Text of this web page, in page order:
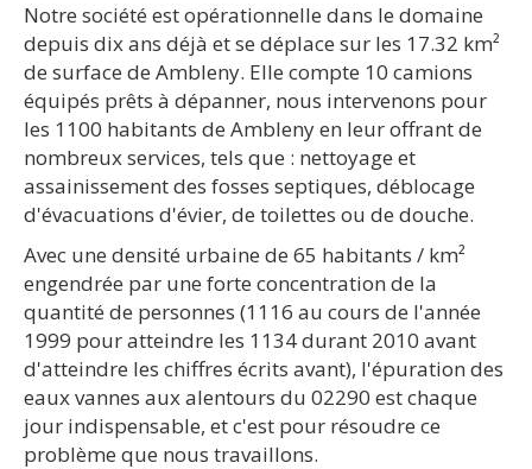
Notre société est opérationnelle dans le domaine
depuis dix ans déjà et se déplace sur les 17.32 km²
de surface de Ambleny. Elle compte 10 camions
équipés prêts à dépanner, nous intervenons pour
les 1100 habitants de Ambleny en leur offrant de
nombreux services, tels que : nettoyage et
assainissement des fosses septiques, déblocage
d'évacuations d'évier, de toilettes ou de douche.
Avec une densité urbaine de 65 habitants / km²
engendrée par une forte concentration de la
quantité de personnes (1116 au cours de l'année
1999 pour atteindre les 1134 durant 2010 avant
d'atteindre les chiffres écrits avant), l'épuration des
eaux vannes aux alentours du 02290 est chaque
jour indispensable, et c'est pour résoudre ce
problème que nous travaillons.